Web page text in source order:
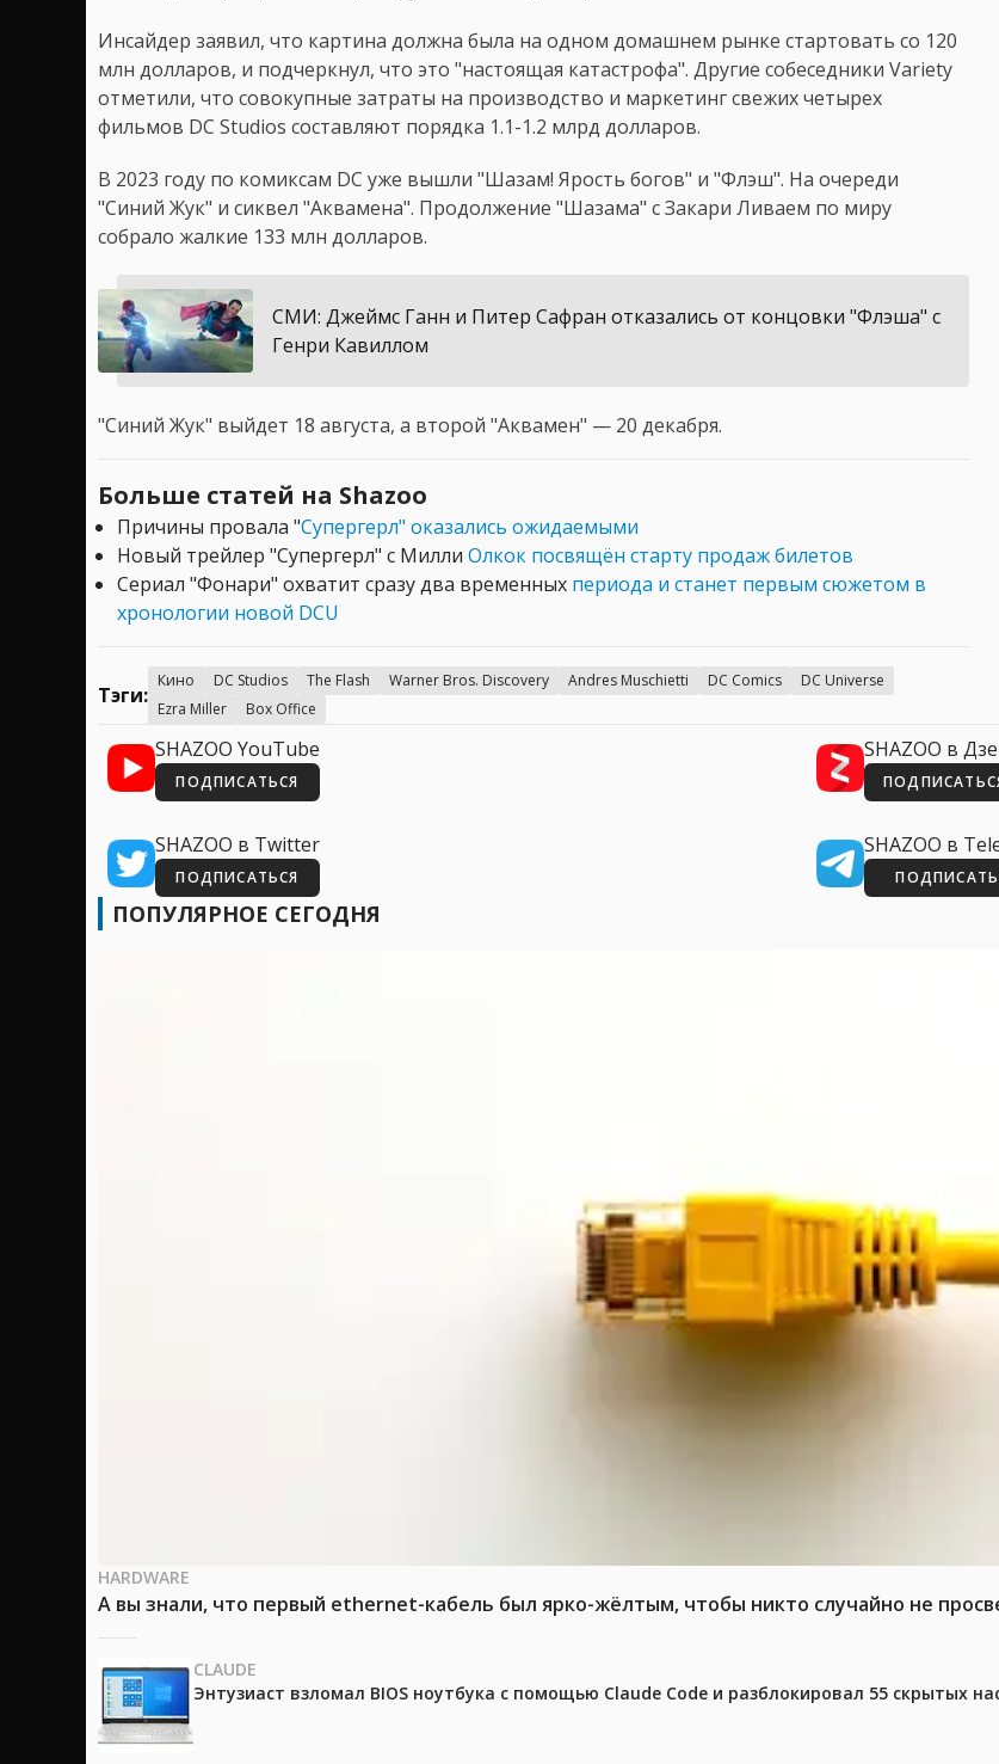
Инсайдер заявил, что картина должна была на одном домашнем рынке стартовать со 120
млн долларов, и подчеркнул, что это "настоящая катастрофа". Другие собеседники Variety
отметили, что совокупные затраты на производство и маркетинг свежих четырех
фильмов DC Studios составляют порядка 1.1-1.2 млрд долларов.
В 2023 году по комиксам DC уже вышли "Шазам! Ярость богов" и "Флэш". На очереди
"Синий Жук" и сиквел "Аквамена". Продолжение "Шазама" с Закари Ливаем по миру
собрало жалкие 133 млн долларов.
СМИ: Джеймс Ганн и Питер Сафран отказались от концовки "Флэша" с
Генри Кавиллом
"Синий Жук" выйдет 18 августа, а второй "Аквамен" — 20 декабря.
Больше статей на Shazoo
Причины провала "Супергерл" оказались ожидаемыми
Новый трейлер "Супергерл" с Милли Олкок посвящён старту продаж билетов
Сериал "Фонари" охватит сразу два временных периода и станет первым сюжетом в
хронологии новой DCU
Тэги:
Кино DC Studios The Flash Warner Bros. Discovery Andres Muschietti DC Comics
DC Universe
Ezra Miller
Box Office
SHAZOO YouTube
ПОДПИСАТЬСЯ
SHAZOO в
SHAZOO в Twitter
ПОДПИСАТЬСЯ
SHAZOO в
ПОПУЛЯРНОЕ СЕГОДНЯ
HARDWARE
А вы знали, что первый ethernet-кабель был ярко-жёлтым, чтобы никто случайно не
CLAUDE
Энтузиаст взломал BIOS ноутбука с помощью Claude Code и разблокировал 55 скрытых